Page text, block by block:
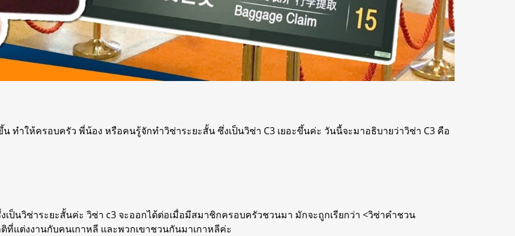
ทำให้ครอบครัว พี่น้อง หรือคนรู้จักทำวิซ่าระยะสั้น ซึ่งเป็นวิซ่า C3 เยอะขึ้นค่ะ วันนี้จะมาอธิบายว่าวิซ่า C3 คือ
เป็นวิซ่าระยะสั้นค่ะ วิซ่า c3 จะออกได้ต่อเมื่อมีสมาชิกครอบครัวชวนมา มักจะถูกเรียกว่า <วิซ่าคำชวน
ที่แต่งงานกับคนเกาหลี และพวกเขาชวนกันมาเกาหลีค่ะ